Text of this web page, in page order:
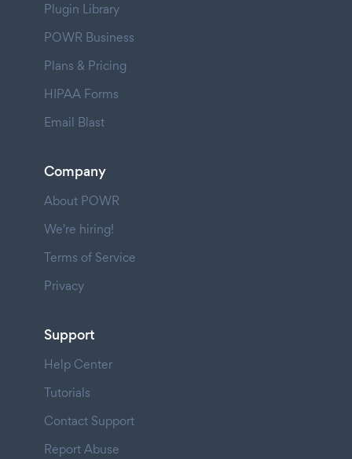
Plugin Library
POWR Business
Plans & Pricing
HIPAA Forms
Email Blast
Company
About POWR
We're hiring!
Terms of Service
Privacy
Support
Help Center
Tutorials
Contact Support
Report Abuse